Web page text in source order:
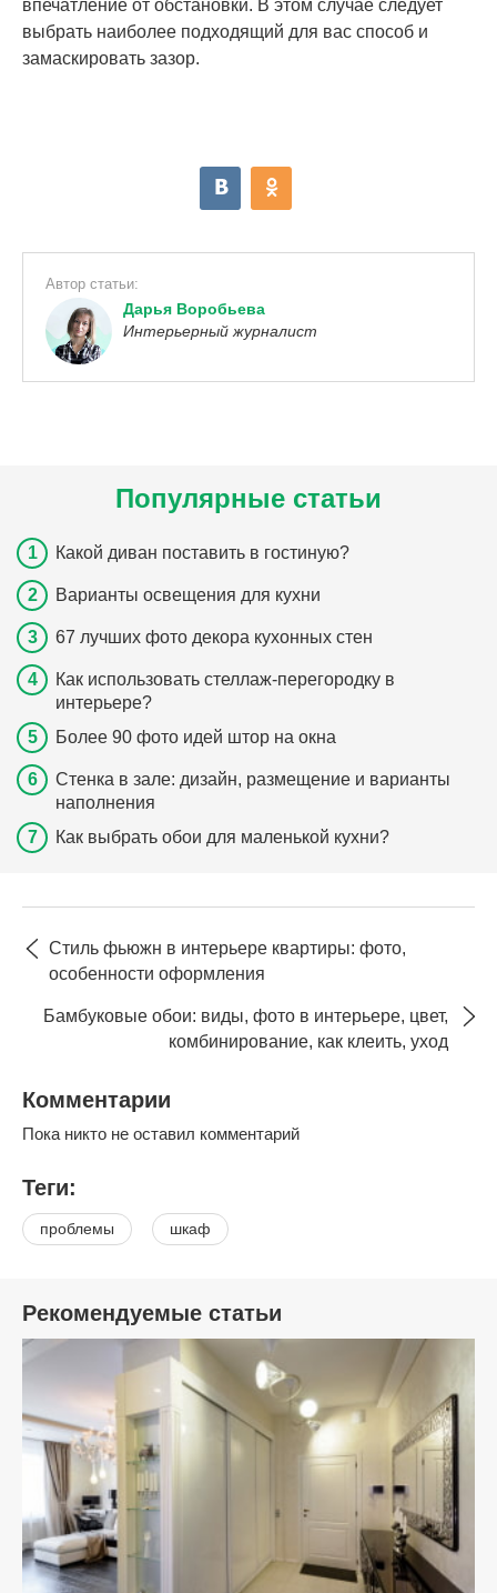
впечатление от обстановки. В этом случае следует
выбрать наиболее подходящий для вас способ и
замаскировать зазор.
Автор статьи:
Дарья Воробьева
Интерьерный журналист
Популярные статьи
Какой диван поставить в гостиную?
Варианты освещения для кухни
67 лучших фото декора кухонных стен
Как использовать стеллаж-перегородку в
интерьере?
Более 90 фото идей штор на окна
Стенка в зале: дизайн, размещение и варианты
наполнения
Как выбрать обои для маленькой кухни?
Стиль фьюжн в интерьере квартиры: фото,
особенности оформления
Бамбуковые обои: виды, фото в интерьере, цвет,
комбинирование, как клеить, уход
Комментарии
Пока никто не оставил комментарий
Теги:
проблемы шкаф
Рекомендуемые статьи